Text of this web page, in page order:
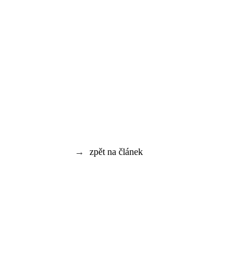
→ zpět na článek